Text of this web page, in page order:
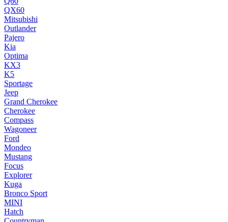
QX60
Mitsubishi
Outlander
Pajero
Kia
Optima
KX3
K5
Sportage
Jeep
Grand Cherokee
Cherokee
Compass
Wagoneer
Ford
Mondeo
Mustang
Focus
Explorer
Kuga
Bronco Sport
MINI
Hatch